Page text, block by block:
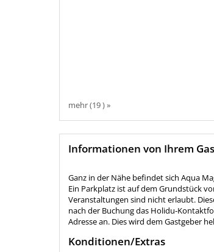
mehr (19 ) »
Informationen von Ihrem
Ganz in der Nähe befindet sich Aqua
Ein Parkplatz ist auf dem Grundstück
Veranstaltungen sind nicht erlaubt.
nach der Buchung das Holidu-
Adresse an. Dies wird dem Gastgeber
Konditionen/Extras